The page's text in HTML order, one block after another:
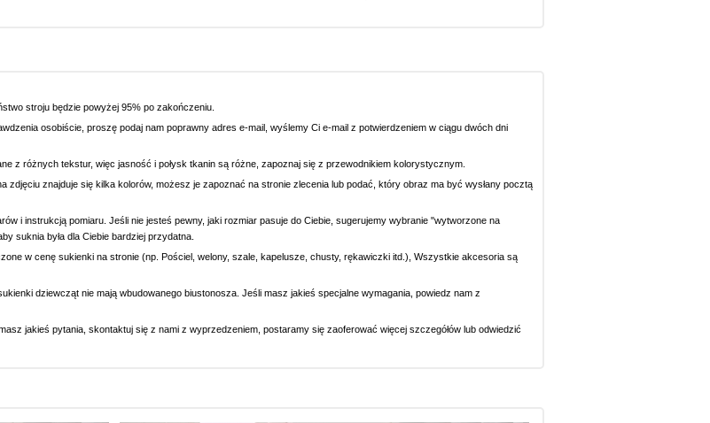
stroju będzie powyżej 95% po zakończeniu.
osobiście, proszę podaj nam poprawny adres e-mail, wyślemy Ci e-mail z potwierdzeniem w ciągu dwóch dni
z różnych tekstur, więc jasność i połysk tkanin są różne, zapoznaj się z przewodnikiem kolorystycznym.
znajduje się kilka kolorów, możesz je zapoznać na stronie zlecenia lub podać, który obraz ma być wysłany pocztą
i instrukcją pomiaru. Jeśli nie jesteś pewny, jaki rozmiar pasuje do Ciebie, sugerujemy wybranie "wytworzone na
suknia była dla Ciebie bardziej przydatna.
w cenę sukienki na stronie (np. Pościel, welony, szale, kapelusze, chusty, rękawiczki itd.), Wszystkie akcesoria są
dziewcząt nie mają wbudowanego biustonosza. Jeśli masz jakieś specjalne wymagania, powiedz nam z
jakieś pytania, skontaktuj się z nami z wyprzedzeniem, postaramy się zaoferować więcej szczegółów lub odwiedzić